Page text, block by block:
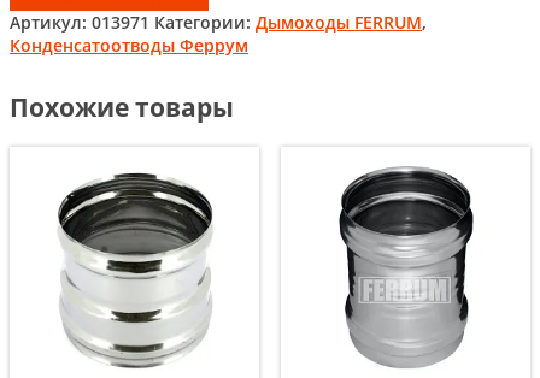
Артикул: 013971 Категории: Дымоходы FERRUM,
Конденсатоотводы Феррум
Похожие товары